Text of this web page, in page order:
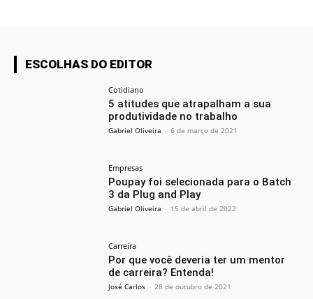
ESCOLHAS DO EDITOR
Cotidiano
5 atitudes que atrapalham a sua
produtividade no trabalho
Gabriel Oliveira - 6 de março de 2021
Empresas
Poupay foi selecionada para o Batch
3 da Plug and Play
Gabriel Oliveira - 15 de abril de 2022
Carreira
Por que você deveria ter um mentor
de carreira? Entenda!
José Carlos - 28 de outubro de 2021